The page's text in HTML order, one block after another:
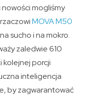
mogliśmy
MOVA M50
sucho i na mokro.
zaledwie 610
kolejnej porcji
inteligencja
by zagwarantować